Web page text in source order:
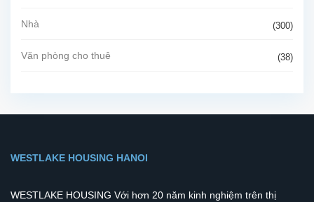
Nhà (300)
Văn phòng cho thuê (38)
WESTLAKE HOUSING HANOI
WESTLAKE HOUSING Với hơn 20 năm kinh nghiệm trên thị